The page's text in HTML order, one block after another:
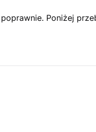
poprawnie. Poniżej